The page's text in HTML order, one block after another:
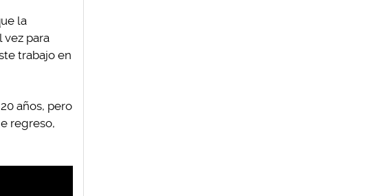
la
vez para
trabajo en
años, pero
regreso,